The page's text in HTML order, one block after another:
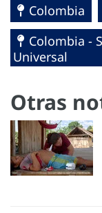
Colombia
Colombia -
Universal
Otras